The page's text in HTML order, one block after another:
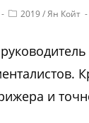
2019/Ян Койт
и